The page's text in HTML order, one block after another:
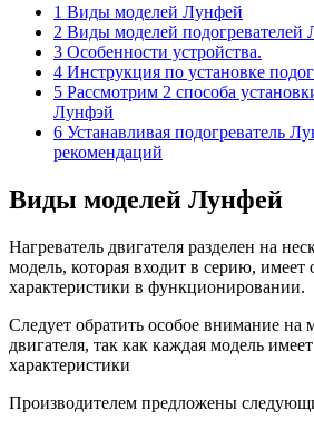
1 Виды моделей Лунфей
2 Виды моделей подогревателей
3 Особенности устройства.
4 Инструкция по установке
5 Рассмотрим 2 способа
Лунфэй
6 Устанавливая подогреватель
рекомендаций
Виды моделей Лунфей
Нагреватель двигателя разделен на
модель, которая входит в серию, имеет
характеристики в функционировании.
Следует обратить особое внимание на
двигателя, так как каждая модель
характеристики
Производителем предложены